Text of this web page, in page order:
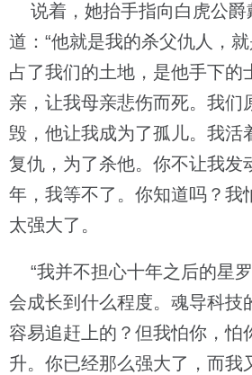
说着，她抬手指向白虎公爵
道：“他就是我的杀父仇人，
占了我们的土地，是他手下的
亲，让我母亲悲伤而死。我们
毁，他让我成为了孤儿。我活
复仇，为了杀他。你不让我发
年，我等不了。你知道吗？我
太强大了。
“我并不担心十年之后的星
会成长到什么程度。魂导科技
容易追赶上的？但我怕你，怕
升。你已经那么强大了，而我